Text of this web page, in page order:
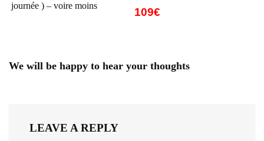
journée ) – voire moins
109€
We will be happy to hear your thoughts
LEAVE A REPLY